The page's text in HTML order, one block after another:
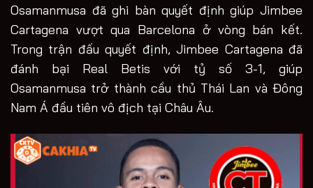
Osamanmusa đã ghi bàn quyết định giúp Jimbee
Cartagena vượt qua Barcelona ở vòng bán kết.
Trong trận đấu quyết định, Jimbee Cartagena đã
đánh bại Real Betis với tỷ số 3-1, giúp
Osamanmusa trở thành cầu thủ Thái Lan và Đông
Nam Á đầu tiên vô địch tại Châu Âu.